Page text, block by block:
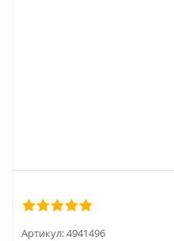
Артикул:4941496